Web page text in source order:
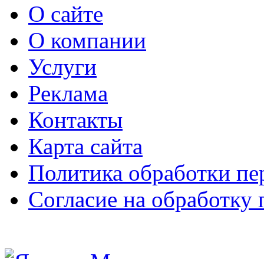
О сайте
О компании
Услуги
Реклама
Контакты
Карта сайта
Политика обработки
Согласие на